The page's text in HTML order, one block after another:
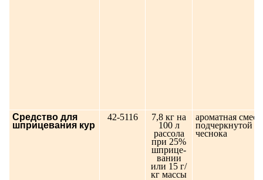
Средство для
шприцевания кур
42-5116
7,8 кг на
100 л
рассола
при 25%
шприце-
вании
или 15 г/
кг массы
ароматная смесь
подчеркнутой
чеснока